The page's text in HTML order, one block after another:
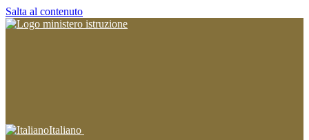
Salta al contenuto
Italiano